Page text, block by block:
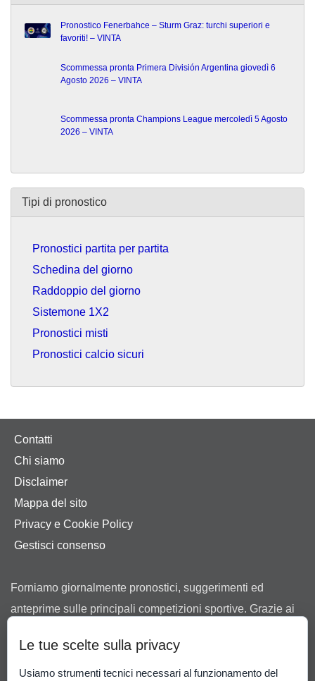
Pronostico Fenerbahce – Sturm Graz: turchi superiori e
favoriti! – VINTA
Scommessa pronta Primera División Argentina giovedì 6
Agosto 2026 – VINTA
Scommessa pronta Champions League mercoledì 5 Agosto
2026 – VINTA
Tipi di pronostico
Pronostici partita per partita
Schedina del giorno
Raddoppio del giorno
Sistemone 1X2
Pronostici misti
Pronostici calcio sicuri
Contatti
Chi siamo
Disclaimer
Mappa del sito
Privacy e Cookie Policy
Gestisci consenso
Forniamo giornalmente pronostici, suggerimenti ed
anteprime sulle principali competizioni sportive. Grazie ai
bookmaker in possesso di regolare concessione ad
operare in Italia rilasciata dall’Agenzia delle Dogane e dei
Le tue scelte sulla privacy
Usiamo strumenti tecnici necessari al funzionamento del